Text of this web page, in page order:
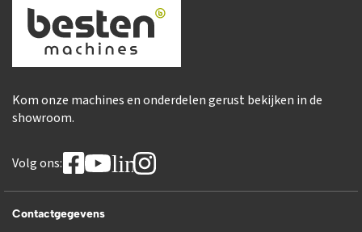
Kom onze machines en onderdelen gerust bekijken in de
showroom.
Volg ons: linkedin
Contactgegevens